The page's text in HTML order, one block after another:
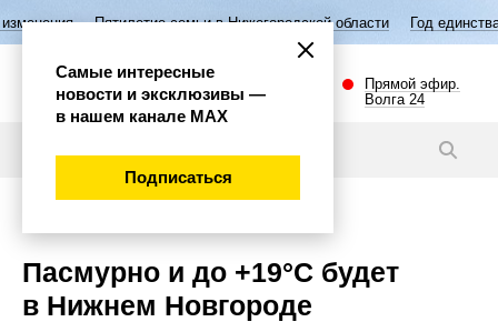
семьи в Нижегородской области Год единства народов
Прямой эфир.
Волга 24
Пасмурно и до +19°С будет
в Нижнем Новгороде
Самые интересные
новости и эксклюзивы —
в нашем канале МАХ
Подписаться